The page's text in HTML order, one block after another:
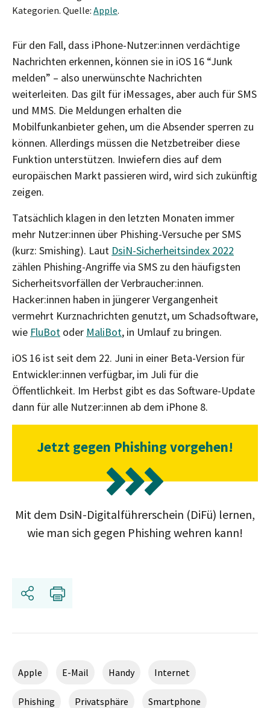
Kategorien. Quelle: Apple.
Für den Fall, dass iPhone-Nutzer:innen verdächtige
Nachrichten erkennen, können sie in iOS 16 “Junk
melden” – also unerwünschte Nachrichten
weiterleiten. Das gilt für iMessages, aber auch für SMS
und MMS. Die Meldungen erhalten die
Mobilfunkanbieter gehen, um die Absender sperren zu
können. Allerdings müssen die Netzbetreiber diese
Funktion unterstützen. Inwiefern dies auf dem
europäischen Markt passieren wird, wird sich zukünftig
zeigen.
Tatsächlich klagen in den letzten Monaten immer
mehr Nutzer:innen über Phishing-Versuche per SMS
(kurz: Smishing). Laut DsiN-Sicherheitsindex 2022
zählen Phishing-Angriffe via SMS zu den häufigsten
Sicherheitsvorfällen der Verbraucher:innen.
Hacker:innen haben in jüngerer Vergangenheit
vermehrt Kurznachrichten genutzt, um Schadsoftware,
wie FluBot oder MaliBot, in Umlauf zu bringen.
iOS 16 ist seit dem 22. Juni in einer Beta-Version für
Entwickler:innen verfügbar, im Juli für die
Öffentlichkeit. Im Herbst gibt es das Software-Update
dann für alle Nutzer:innen ab dem iPhone 8.
Jetzt gegen Phishing vorgehen!
Mit dem DsiN-Digitalführerschein (DiFü) lernen,
wie man sich gegen Phishing wehren kann!
Share
Apple E-Mail Handy Internet
Phishing Privatsphäre Smartphone